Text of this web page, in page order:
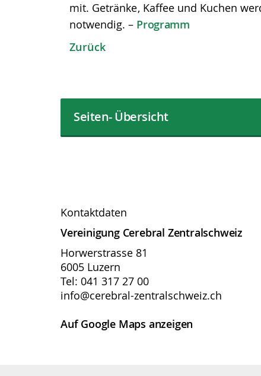
mit. Getränke, Kaffee und Kuchen
notwendig. – Programm
Zurück
Seiten- Übersicht
Kontaktdaten
Vereinigung Cerebral Zentralschweiz
Horwerstrasse 81
6005 Luzern
Tel: 041 317 27 00
info@cerebral-zentralschweiz.ch
Auf Google Maps anzeigen